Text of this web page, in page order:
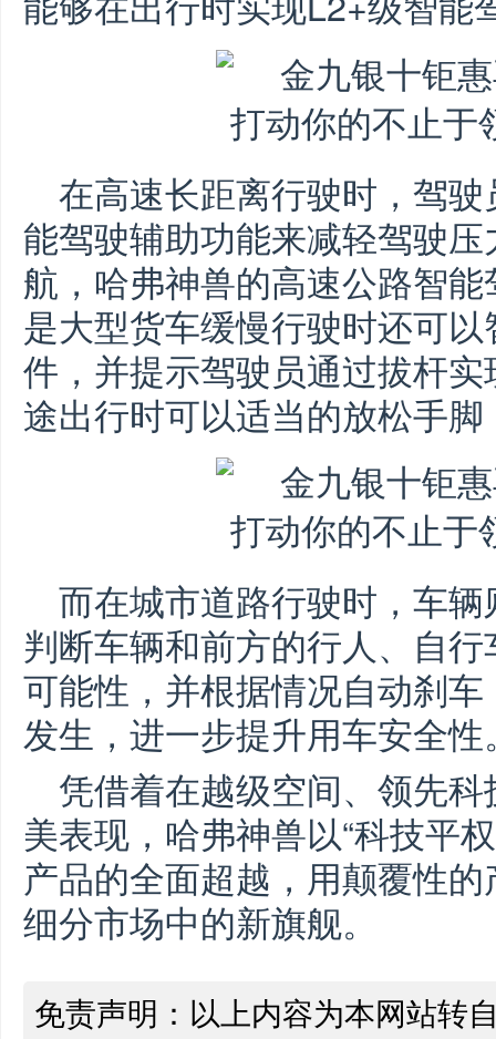
在高速长距离行驶时，驾
能驾驶辅助功能来减轻驾驶
航，哈弗神兽的高速公路智
是大型货车缓慢行驶时还可
件，并提示驾驶员通过拔杆
途出行时可以适当的放松手
而在城市道路行驶时，车
判断车辆和前方的行人、自
可能性，并根据情况自动刹
发生，进一步提升用车安全性
凭借着在越级空间、领先
美表现，哈弗神兽以“科技平
产品的全面超越，用颠覆性
细分市场中的新旗舰。
免责声明：以上内容为本网站转